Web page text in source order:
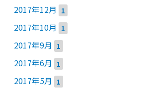
2017年12月 1
2017年10月 1
2017年9月 1
2017年6月 1
2017年5月 1